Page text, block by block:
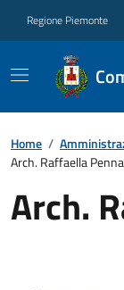
Regione Piemonte
Home /
Arch. Raffaella Penna
Arch.